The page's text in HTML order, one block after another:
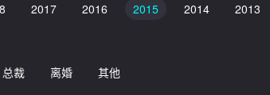
2017 2016 2015 2014 2013
总裁 离婚
其他